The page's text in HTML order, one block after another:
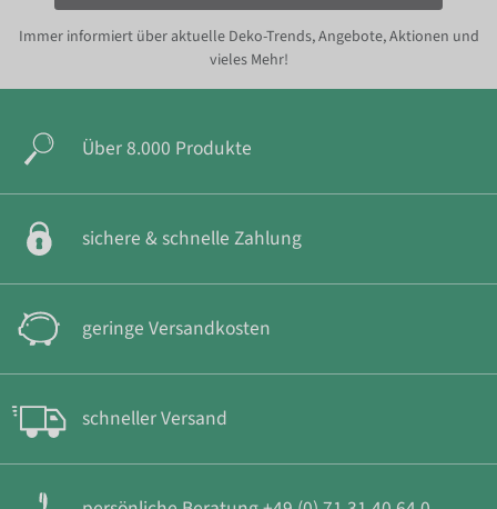
Immer informiert über aktuelle Deko-Trends, Angebote, Aktionen und
vieles Mehr!
Über 8.000 Produkte
sichere & schnelle Zahlung
geringe Versandkosten
schneller Versand